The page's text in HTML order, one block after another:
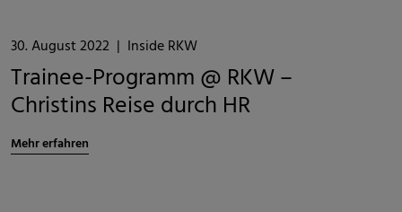
30. August 2022 | Inside RKW
Trainee-Programm @ RKW –
Christins Reise durch HR
Mehr erfahren